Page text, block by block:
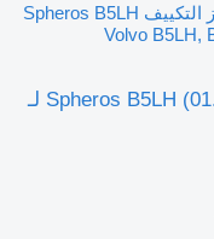
خرطوم جهاز التكييف Spheros B5LH
خرطوم جهاز التكييف Spheros B5LH (01.13-) 11118980A لـ